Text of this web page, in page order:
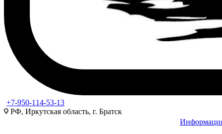
+7-950-114-53-13
РФ, Иркутская область, г. Братск